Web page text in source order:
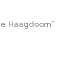
Haagdoorn”